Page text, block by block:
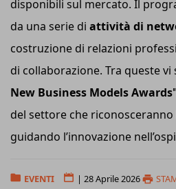
disponibili sul mercato. Il
da una serie di attività di
costruzione di relazioni
di collaborazione. Tra queste vi
New Business Models
del settore che
guidando l’innovazione
EVENTI | 28 Aprile 2026